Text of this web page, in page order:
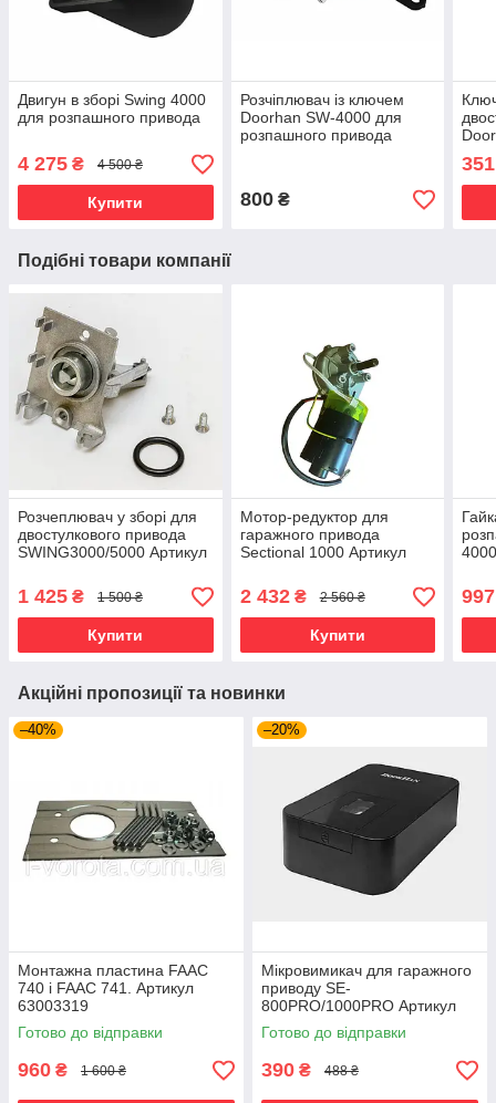
Двигун в зборі Swing 4000
для розпашного привода
4 275 ₴ 4 500 ₴
Купити
Розчіплювач із ключем
Doorhan SW-4000 для
розпашного привода
800₴
351
Подібні товари компанії
Розчеплювач у зборі для
двостулкового привода
SWING3000/5000 Артикул
1 425 ₴ 1 500 ₴
Купити
Мотор-редуктор для
гаражного привода
Sectional 1000 Артикул
2 432₴ 2 560 ₴
Купити
Акційні пропозиції та новинки
–40%
Монтажна пластина FAAC
740 і FAAC 741. Артикул
63003319​​​​​​​
Готово до відправки
960 ₴ 1 600 ₴
–20%
Мікровимикач для гаражного
приводу SE-
800PRO/1000PRO Артикул
DHG009
Готово до відправки
390 ₴ 488 ₴